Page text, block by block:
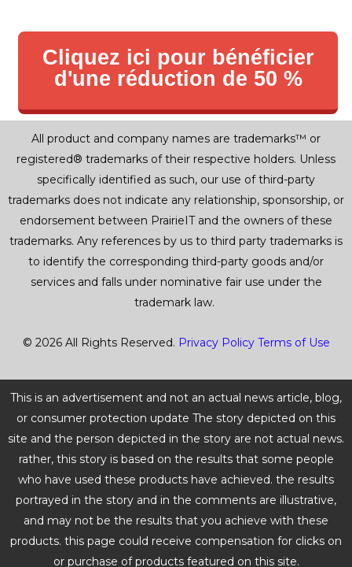
Cliquez ici pour bénéficier
d'une réduction de 50 %
All product and company names are trademarks™ or
registered® trademarks of their respective holders. Unless
specifically identified as such, our use of third-party
trademarks does not indicate any relationship, sponsorship, or
endorsement between PrairieIT and the owners of these
trademarks. Any references by us to third party trademarks is
to identify the corresponding third-party goods and/or
services and falls under nominative fair use under the
trademark law.
© 2026 All Rights Reserved. Privacy Policy Terms of Use
This is an advertisement and not an actual news article, blog,
or consumer protection update The story depicted on this
site and the person depicted in the story are not actual news.
rather, this story is based on the results that some people
who have used these products have achieved. the results
portrayed in the story and in the comments are illustrative,
and may not be the results that you achieve with these
products. this page could receive compensation for clicks on
or purchase of products featured on this site.